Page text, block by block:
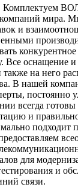
Комплектуем
мира.
и
Все оснащение и
на него
В нашей
постоянно
всегда готовы
и
подходит
для
и
связи.